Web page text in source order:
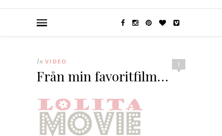
1
In VIDEO
Från min favoritfilm…